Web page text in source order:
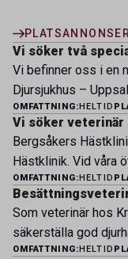
Vi söker två
Vi befinner oss i en
Djursjukhus –
nu sin
veterinärer med
och forma vårt
engagerat team,
möjligheter att
erbjuder Särskilt
OMFATTNING: HELTID
Vi söker veterinär
Bergsåkers
Hästklinik. Vid våra
och Bjertorp jobbar
Bergsåkers
modern klinik vid
erbjuder ett
OMFATTNING: HELTID
Som veterinär hos
säkerställa god
produktion genom
OMFATTNING: HELTID